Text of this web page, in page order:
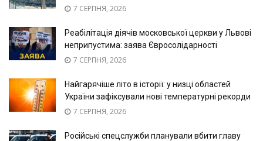
7 СЕРПНЯ, 2026
Реабілітація діячів московської церкви у Львові
неприпустима: заява Євросолідарності
7 СЕРПНЯ, 2026
Найгарячіше літо в історії: у низці областей
України зафіксували нові температурні рекорди
7 СЕРПНЯ, 2026
Російські спецслужби планували вбити главу